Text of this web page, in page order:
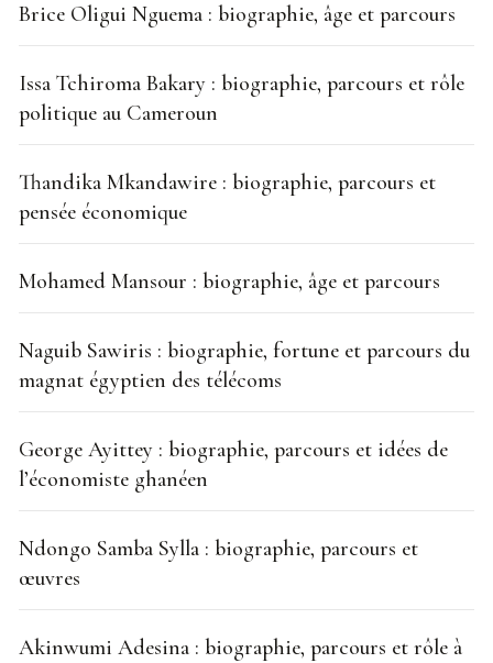
Brice Oligui Nguema : biographie, âge et parcours
Issa Tchiroma Bakary : biographie, parcours et rôle
politique au Cameroun
Thandika Mkandawire : biographie, parcours et
pensée économique
Mohamed Mansour : biographie, âge et parcours
Naguib Sawiris : biographie, fortune et parcours du
magnat égyptien des télécoms
George Ayittey : biographie, parcours et idées de
l’économiste ghanéen
Ndongo Samba Sylla : biographie, parcours et
œuvres
Akinwumi Adesina : biographie, parcours et rôle à